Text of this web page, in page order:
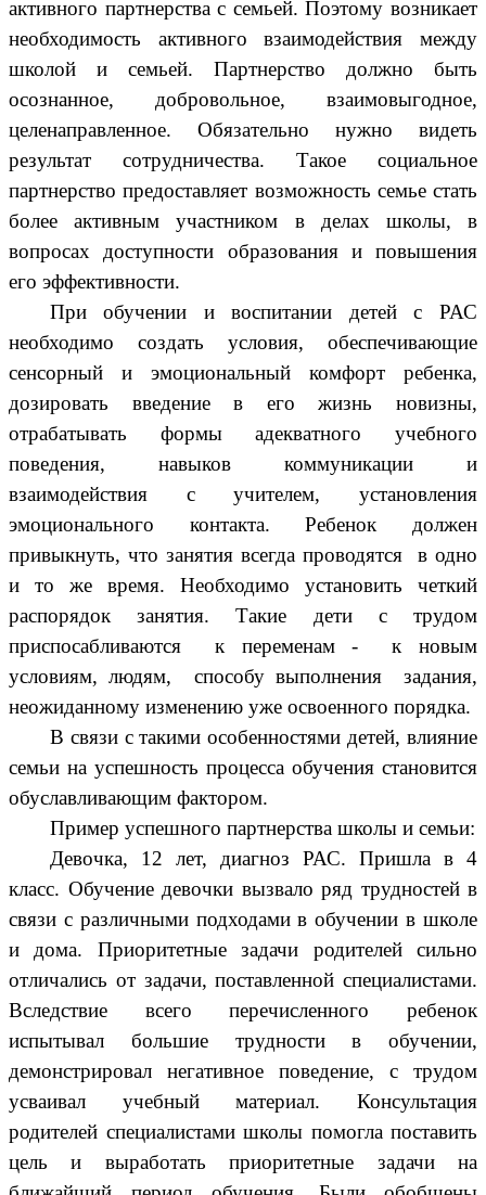
активного партнерства с семьей. Поэтому возникает
необходимость активного взаимодействия между
школой и семьей. Партнерство должно быть
осознанное, добровольное, взаимовыгодное,
целенаправленное. Обязательно нужно видеть
результат сотрудничества. Такое социальное
партнерство предоставляет возможность семье стать
более активным участником в делах школы, в
вопросах доступности образования и повышения
его эффективности.
При обучении и воспитании детей с РАС
необходимо создать условия, обеспечивающие
сенсорный и эмоциональный комфорт ребенка,
дозировать введение в его жизнь новизны,
отрабатывать формы адекватного учебного
поведения, навыков коммуникации и
взаимодействия с учителем, установления
эмоционального контакта. Ребенок должен
привыкнуть, что занятия всегда проводятся в одно
и то же время. Необходимо установить четкий
распорядок занятия. Такие дети с трудом
приспосабливаются к переменам - к новым
условиям, людям, способу выполнения задания,
неожиданному изменению уже освоенного порядка.
В связи с такими особенностями детей, влияние
семьи на успешность процесса обучения становится
обуславливающим фактором.
Пример успешного партнерства школы и семьи:
Девочка, 12 лет, диагноз РАС. Пришла в 4
класс. Обучение девочки вызвало ряд трудностей в
связи с различными подходами в обучении в школе
и дома. Приоритетные задачи родителей сильно
отличались от задачи, поставленной специалистами.
Вследствие всего перечисленного ребенок
испытывал большие трудности в обучении,
демонстрировал негативное поведение, с трудом
усваивал учебный материал. Консультация
родителей специалистами школы помогла поставить
цель и выработать приоритетные задачи на